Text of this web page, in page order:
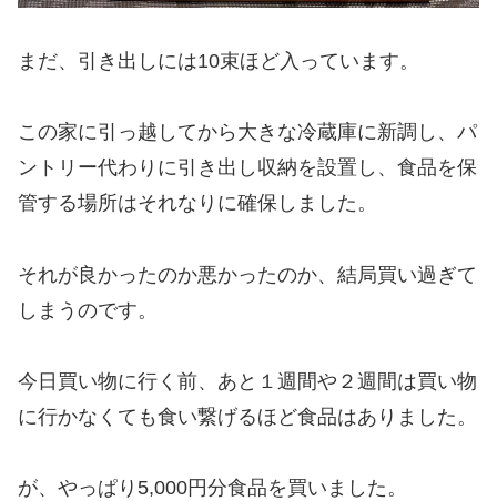
まだ、引き出しには10束ほど入っています。
この家に引っ越してから大きな冷蔵庫に新調し、パ
ントリー代わりに引き出し収納を設置し、食品を保
管する場所はそれなりに確保しました。
それが良かったのか悪かったのか、結局買い過ぎて
しまうのです。
今日買い物に行く前、あと１週間や２週間は買い物
に行かなくても食い繋げるほど食品はありました。
が、やっぱり5,000円分食品を買いました。